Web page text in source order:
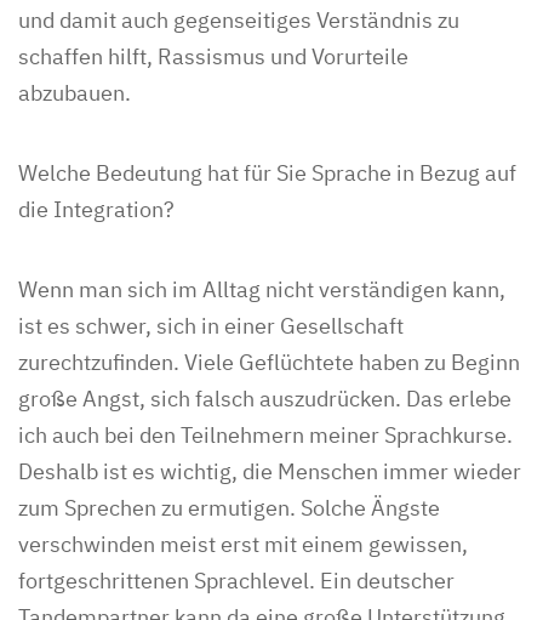
und damit auch gegenseitiges Verständnis zu
schaffen hilft, Rassismus und Vorurteile
abzubauen.
Welche Bedeutung hat für Sie Sprache in Bezug auf
die Integration?
Wenn man sich im Alltag nicht verständigen kann,
ist es schwer, sich in einer Gesellschaft
zurechtzufinden. Viele Geflüchtete haben zu Beginn
große Angst, sich falsch auszudrücken. Das erlebe
ich auch bei den Teilnehmern meiner Sprachkurse.
Deshalb ist es wichtig, die Menschen immer wieder
zum Sprechen zu ermutigen. Solche Ängste
verschwinden meist erst mit einem gewissen,
fortgeschrittenen Sprachlevel. Ein deutscher